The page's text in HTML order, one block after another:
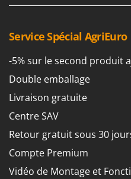
Service Spécial AgriEuro
-5% sur le second produit
Double emballage
Livraison gratuite
Centre SAV
Retour gratuit sous 30
Compte Premium
Vidéo de Montage et